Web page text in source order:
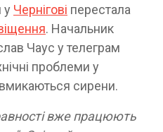
у Чернігові перестала
. Начальник
Чаус у телеграм
проблеми у
сирени.
вже працюють